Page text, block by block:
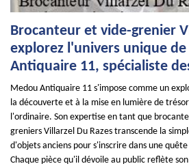
Brocanteur et vide-grenier
explorez l'univers unique
Antiquaire 11, spécialiste
Medou Antiquaire 11 s'impose comme un
la découverte et à la mise en lumière de
l'ordinaire. Son expertise en tant que
greniers Villarzel Du Razes transcende la
d'objets anciens pour s'inscrire dans une
Chaque pièce qu'il dévoile au public reflète